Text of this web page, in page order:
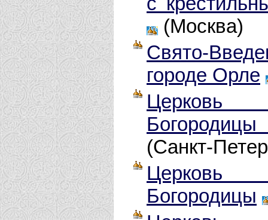
(Москва)
Свято-
городе Орле
Церковь
(Санкт-
Церковь
Богородицы